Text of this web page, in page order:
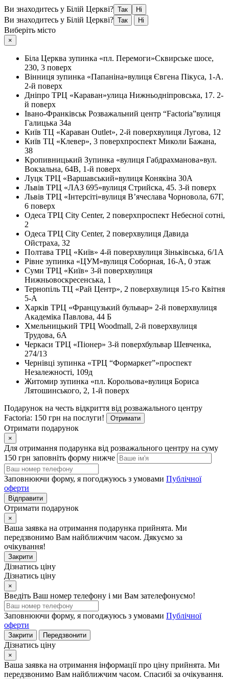
Ви знаходитесь у Білій Церкві? Так Ні
Ви знаходитесь у Білій Церкві? Так Ні
Виберіть місто
×
Біла Церква зупинка «пл. Перемоги»Сквирське шосе,
230, 3 поверх
Вінниця зупинка «Папаніна»вулиця Євгена Пікуса, 1-А.
2-й поверх
Дніпро ТРЦ «Караван»улица Нижньодніпровська, 17. 2-
й поверх
Івано-Франківськ Розважальний центр “Factoria”вулиця
Галицька 34а
Київ ТЦ «Караван Outlet», 2-й поверхвулиця Лугова, 12
Київ ТЦ «Клевер», 3 поверхпроспект Миколи Бажана,
38
Кропивницький Зупинка «вулиця Габдрахманова»вул.
Вокзальна, 64В, 1-й поверх
Луцк ТРЦ «Варшавський»вулиця Конякіна 30А
Львів ТРЦ «ЛАЗ 695»вулиця Стрийска, 45. 3-й поверх
Львів ТРЦ «Інтерсіті»вулиця В’ячеслава Чорновола, 67Г,
6 поверх
Одеса ТРЦ City Center, 2 поверхпроспект Небесної сотні,
2
Одеса ТРЦ City Center, 2 поверхвулиця Давида
Ойстраха, 32
Полтава ТРЦ «Київ» 4-й поверхвулиця Зіньківська, 6/1А
Рівне зупинка «ЦУМ»вулиця Соборная, 16-А, 0 этаж
Суми ТРЦ «Київ» 3-й поверхвулиця
Нижньовоскресенська, 1
Тернопіль ТЦ «Рай Центр», 2 поверхвулиця 15-го Квітня
5-А
Харків ТРЦ «Французький бульвар» 2-й поверхвулиця
Академіка Павлова, 44 Б
Хмельницький ТРЦ Woodmall, 2-й поверхвулиця
Трудова, 6А
Черкаси ТРЦ «Піонер» 3-й поверхбульвар Шевченка,
274/13
Чернівці зупинка «ТРЦ “Формаркет”»проспект
Незалежності, 109д
Житомир зупинка «пл. Корольова»вулиця Бориса
Лятошинського, 2, 1-й поверх
Подарунок на честь відкриття від розважального центру
Factoria: 150 грн на послуги!
Отримати
Отримати подарунок
×
Для отримання подарунка від розважального центру на суму
150 грн заповніть форму нижче
Заповнюючи форму, я погоджуюсь з умовами Публічної
оферти
Відправити
Отримати подарунок
×
Ваша заявка на отримання подарунка прийнята. Ми
передзвонимо Вам найближчим часом. Дякуємо за
очікування!
Закрити
Дізнатись ціну
Дізнатись ціну
×
Введіть Ваш номер телефону і ми Вам зателефонуємо!
Заповнюючи форму, я погоджуюсь з умовами Публічної
оферти
Закрити Передзвонити
Дізнатись ціну
×
Ваша заявка на отримання інформації про ціну прийнята. Ми
передзвонимо Вам найближчим часом. Спасибі за очікування.